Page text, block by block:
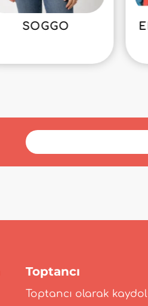
SOGGO
Toptancı
Toptancı olarak